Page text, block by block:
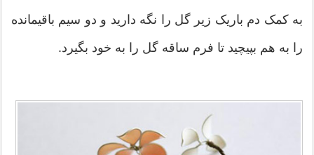
به کمک دم باریک زیر گل را نگه دارید و دو سیم باقیمانده
را به هم بپیچید تا فرم ساقه گل را به خود بگیرد.